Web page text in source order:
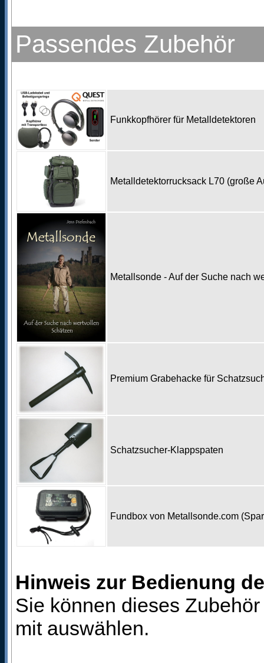
Passendes Zubehör
Funkkopfhörer für Metalldetektoren
Metalldetektorrucksack L70 (große
Metallsonde - Auf der Suche nach
Premium Grabehacke für
Schatzsucher-Klappspaten
Fundbox von Metallsonde.com
Hinweis zur Bedienung
Sie können dieses
mit auswählen.